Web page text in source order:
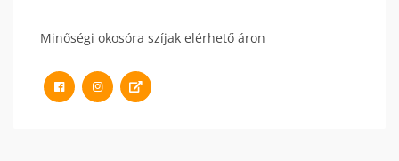
Minőségi okosóra szíjak elérhető áron